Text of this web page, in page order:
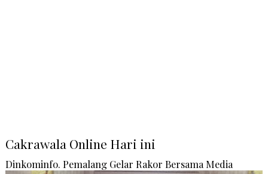
Cakrawala Online Hari ini
Dinkominfo. Pemalang Gelar Rakor Bersama Media